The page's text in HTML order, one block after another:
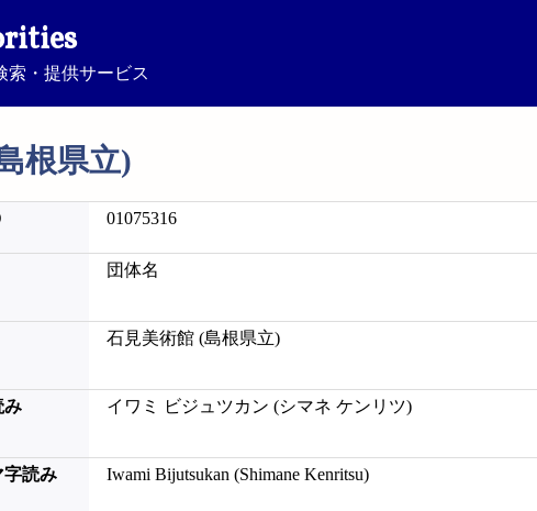
索・提供サービス
根県立)
01075316
団体名
石見美術館 (島根県立)
み イワミ ビジュツカン (シマネ ケンリツ)
字読み Iwami Bijutsukan (Shimane Kenritsu)